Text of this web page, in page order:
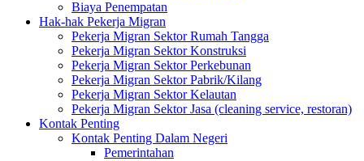
Biaya Penempatan
Hak-hak Pekerja Migran
Pekerja Migran Sektor Rumah Tangga
Pekerja Migran Sektor Konstruksi
Pekerja Migran Sektor Perkebunan
Pekerja Migran Sektor Pabrik/Kilang
Pekerja Migran Sektor Kelautan
Pekerja Migran Sektor Jasa (cleaning service, restoran)
Kontak Penting
Kontak Penting Dalam Negeri
Pemerintahan